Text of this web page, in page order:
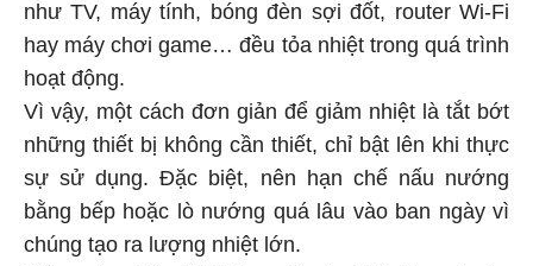
như TV, máy tính, bóng đèn sợi đốt, router Wi-Fi
hay máy chơi game… đều tỏa nhiệt trong quá trình
hoạt động.
Vì vậy, một cách đơn giản để giảm nhiệt là tắt bớt
những thiết bị không cần thiết, chỉ bật lên khi thực
sự sử dụng. Đặc biệt, nên hạn chế nấu nướng
bằng bếp hoặc lò nướng quá lâu vào ban ngày vì
chúng tạo ra lượng nhiệt lớn.